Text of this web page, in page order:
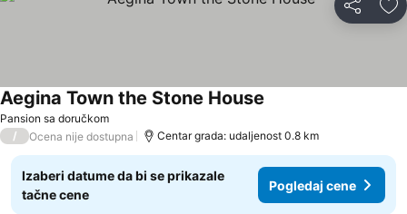
Deli
Pansion sa doručkom
Aegina Town the Stone House
/ Ocena nije dostupna Centar grada: udaljenost 0.8 km
Izaberi datume da bi se prikazale
tačne cene
Pogledaj cene